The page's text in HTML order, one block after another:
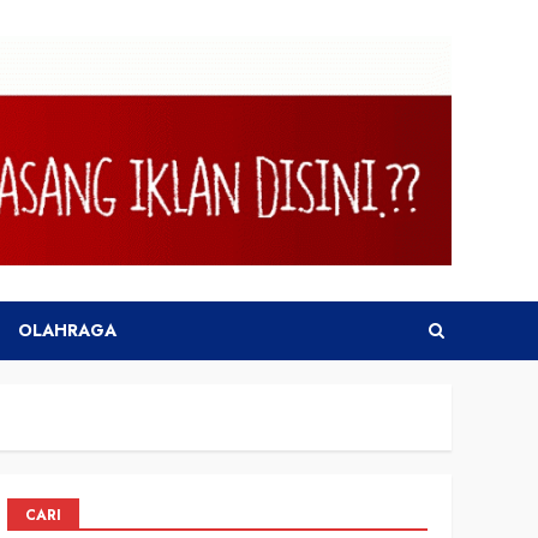
OLAHRAGA
CARI